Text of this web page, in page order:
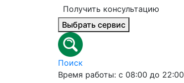
Получить консультацию
Выбрать сервис
Поиск
Время работы: с 08:00 до 22:00